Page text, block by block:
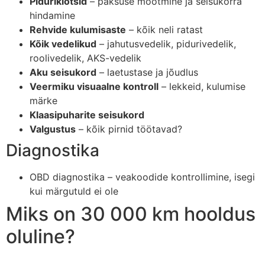
hindamine
Rehvide kulumisaste – kõik neli ratast
Kõik vedelikud – jahutusvedelik, pidurivedelik,
roolivedelik, AKS-vedelik
Aku seisukord – laetustase ja jõudlus
Veermiku visuaalne kontroll – lekkeid, kulumise
märke
Klaasipuharite seisukord
Valgustus – kõik pirnid töötavad?
Diagnostika
OBD diagnostika – veakoodide kontrollimine, isegi
kui märgutuld ei ole
Miks on 30 000 km hooldus
oluline?